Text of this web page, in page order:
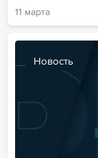
11 марта
Новость